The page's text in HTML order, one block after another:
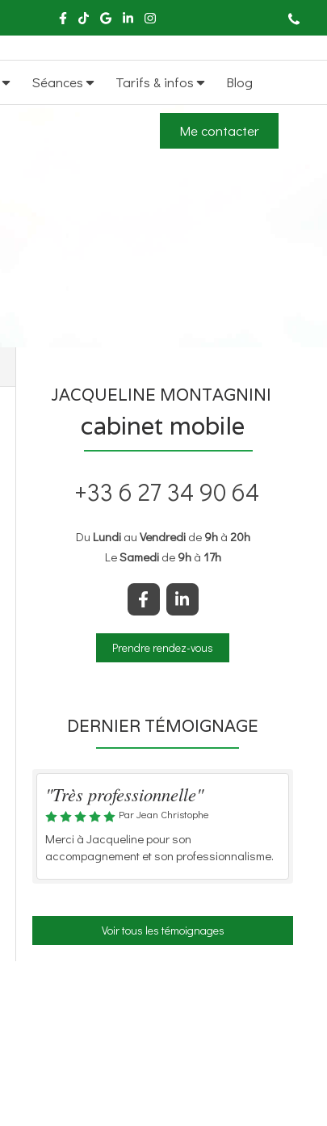
Séances Tarifs & infos Blog
Me contacter
JACQUELINE MONTAGNINI
cabinet mobile
+33 6 27 34 90 64
Du Lundiau Vendredide 9hà 20h
LeSamedide 9hà 17h
Prendre rendez-vous
DERNIER TÉMOIGNAGE
"Très professionnelle"
Par Jean Christophe
Merci à Jacqueline pour son
accompagnement et son professionnalisme.
Voir tous les témoignages